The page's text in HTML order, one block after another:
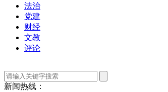
法治
党建
财经
文教
评论
新闻热线：